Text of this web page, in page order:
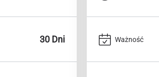
30 Dni Ważność